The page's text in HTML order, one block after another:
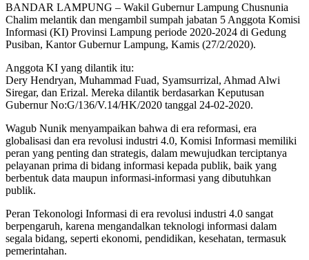
BANDAR LAMPUNG – Wakil Gubernur Lampung Chusnunia
Chalim melantik dan mengambil sumpah jabatan 5 Anggota Komisi
Informasi (KI) Provinsi Lampung periode 2020-2024 di Gedung
Pusiban, Kantor Gubernur Lampung, Kamis (27/2/2020).
Anggota KI yang dilantik itu:
Dery Hendryan, Muhammad Fuad, Syamsurrizal, Ahmad Alwi
Siregar, dan Erizal. Mereka dilantik berdasarkan Keputusan
Gubernur No:G/136/V.14/HK/2020 tanggal 24-02-2020.
Wagub Nunik menyampaikan bahwa di era reformasi, era
globalisasi dan era revolusi industri 4.0, Komisi Informasi memiliki
peran yang penting dan strategis, dalam mewujudkan terciptanya
pelayanan prima di bidang informasi kepada publik, baik yang
berbentuk data maupun informasi-informasi yang dibutuhkan
publik.
Peran Tekonologi Informasi di era revolusi industri 4.0 sangat
berpengaruh, karena mengandalkan teknologi informasi dalam
segala bidang, seperti ekonomi, pendidikan, kesehatan, termasuk
pemerintahan.